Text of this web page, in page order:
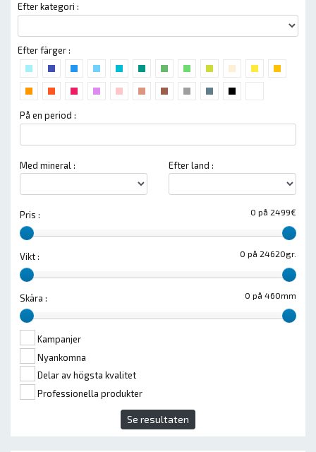
Efter kategori :
Efter färger :
På en period :
Med mineral : Efter land :
0 på 2499€
Pris :
0 på 24620gr.
Vikt :
0 på 460mm
Skära :
Kampanjer
Nyankomna
Delar av högsta kvalitet
Professionella produkter
Se resultaten